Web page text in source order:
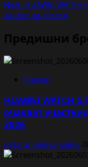
Next: HUAWEI
акцент за лятото
Предишни
Huawei
HUAWEI WATCH
очакват
2026
petarangelovangelov